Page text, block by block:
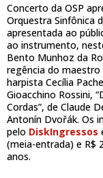
Concerto da OSP
Orquestra Sinfônica
apresentada ao
ao instrumento,
Bento Munhoz da
regência do maestro
harpista Cecília
Gioacchino Rossini,
Cordas”, de Claude
Antonín Dvořák. Os
pelo DiskIngressos
(meia-entrada) e R$
anos.